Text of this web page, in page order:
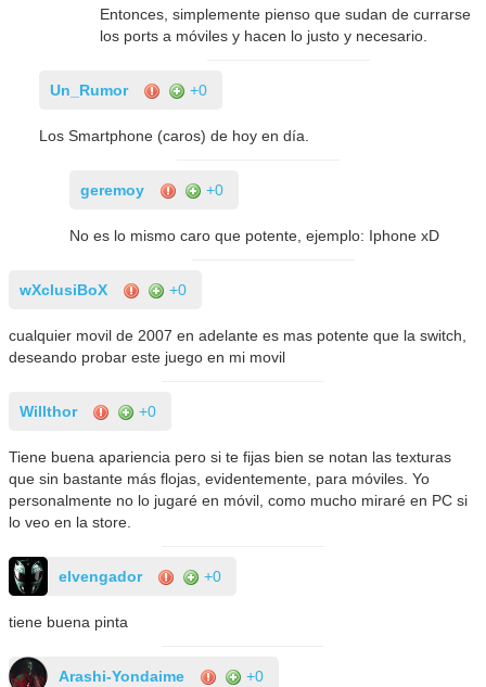
Entonces, simplemente pienso que sudan de currarse
los ports a móviles y hacen lo justo y necesario.
Un_Rumor +0
Los Smartphone (caros) de hoy en día.
geremoy +0
No es lo mismo caro que potente, ejemplo: Iphone xD
wXclusiBoX +0
cualquier movil de 2007 en adelante es mas potente que la switch,
deseando probar este juego en mi movil
Willthor +0
Tiene buena apariencia pero si te fijas bien se notan las texturas
que sin bastante más flojas, evidentemente, para móviles. Yo
personalmente no lo jugaré en móvil, como mucho miraré en PC si
lo veo en la store.
elvengador +0
tiene buena pinta
Arashi-Yondaime +0